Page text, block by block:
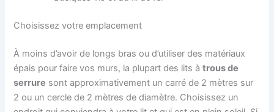
Choisissez votre emplacement
À moins d’avoir de longs bras ou d’utiliser des matériaux
épais pour faire vos murs, la plupart des lits àtrous de
serrure sont approximativement un carré de 2 mètres sur
2 ou un cercle de 2 mètres de diamètre. Choisissez un